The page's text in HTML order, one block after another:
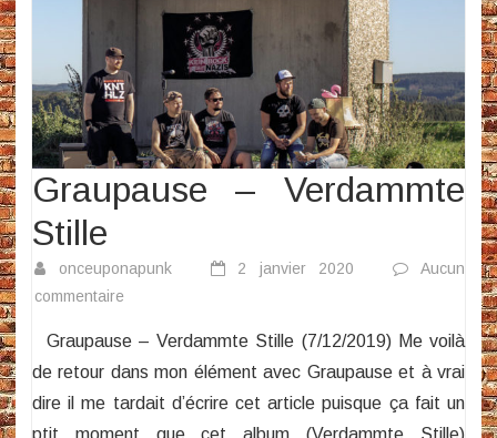
Graupause – Verdammte
Stille
onceuponapunk 2 janvier 2020
Aucun
commentaire
–
Verdammte
Stille
Graupause – Verdammte Stille (7/12/2019) Me voilà
de retour dans mon élément avec Graupause et à vrai
dire il me tardait d’écrire cet article puisque ça fait un
ptit moment que cet album (Verdammte Stille)